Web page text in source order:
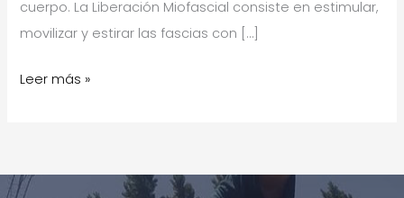
cuerpo. La Liberación Miofascial consiste en estimular,
movilizar y estirar las fascias con […]
Liberación
cadera
Leer más »